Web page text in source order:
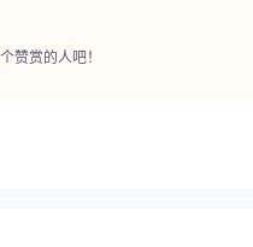
赞赏的人吧！